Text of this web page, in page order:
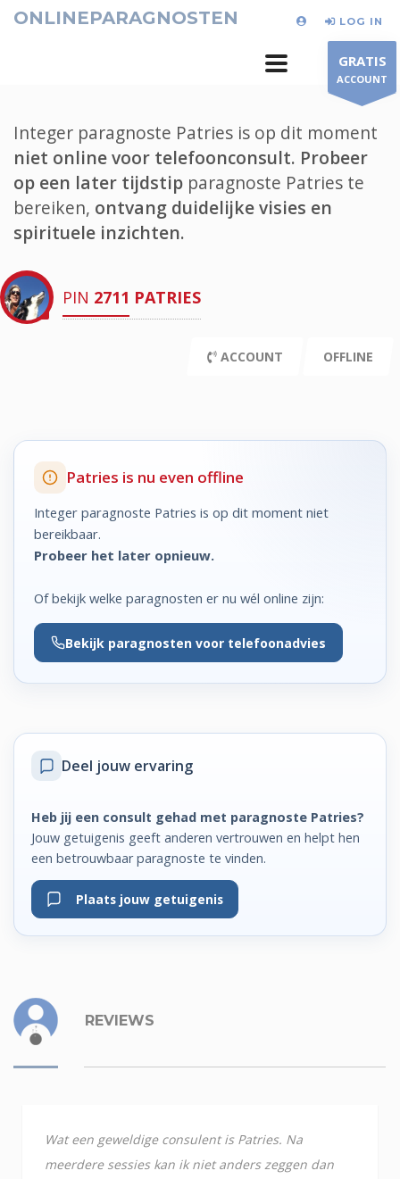
ONLINEPARAGNOSTEN LOG IN
GRATIS
ACCOUNT
Integer paragnoste Patries is op dit moment
niet online voor telefoonconsult. Probeer
op een later tijdstip paragnoste Patries te
bereiken, ontvang duidelijke visies en
spirituele inzichten.
PIN 2711 PATRIES
ACCOUNT OFFLINE
Patries is nu even offline
Integer paragnoste Patries is op dit moment niet
bereikbaar.
Probeer het later opnieuw.
Of bekijk welke paragnosten er nu wél online zijn:
Bekijk paragnosten voor telefoonadvies
Deel jouw ervaring
Heb jij een consult gehad met paragnoste Patries?
Jouw getuigenis geeft anderen vertrouwen en helpt hen
een betrouwbaar paragnoste te vinden.
Plaats jouw getuigenis
REVIEWS
Wat een geweldige consulent is Patries. Na
meerdere sessies kan ik niet anders zeggen dan